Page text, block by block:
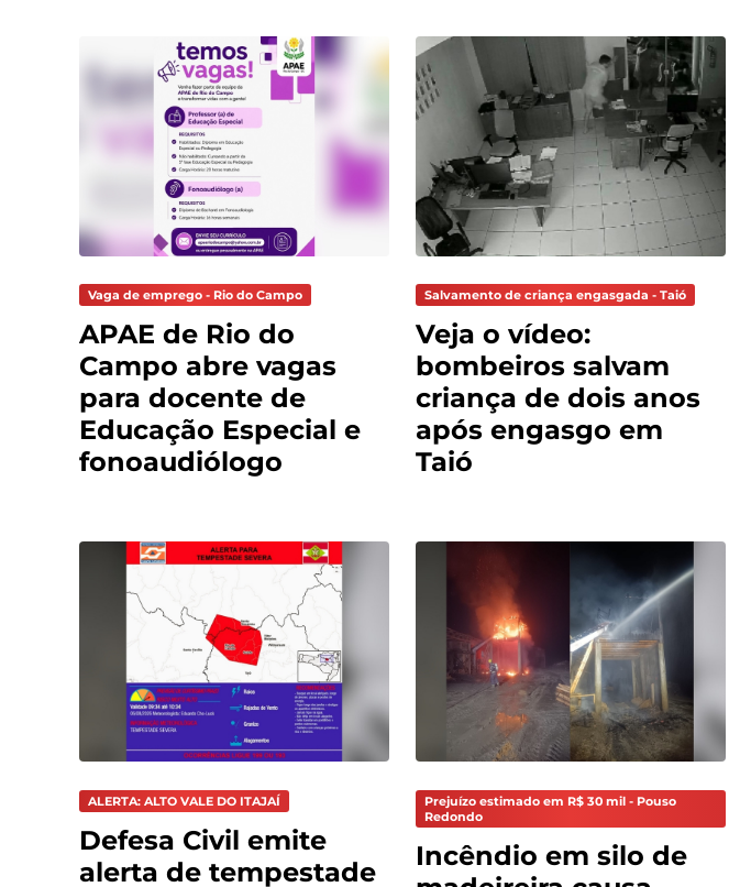
Vaga de emprego - Rio do Campo
APAE de Rio do
Campo abre vagas
para docente de
Educação Especial e
fonoaudiólogo
Salvamento de criança engasgada - Taió
Veja o vídeo:
bombeiros salvam
criança de dois anos
após engasgo em
Taió
ALERTA: ALTO VALE DO ITAJAÍ
Defesa Civil emite
alerta de tempestade
Prejuízo estimado em R$ 30 mil - Pouso
Redondo
Incêndio em silo de